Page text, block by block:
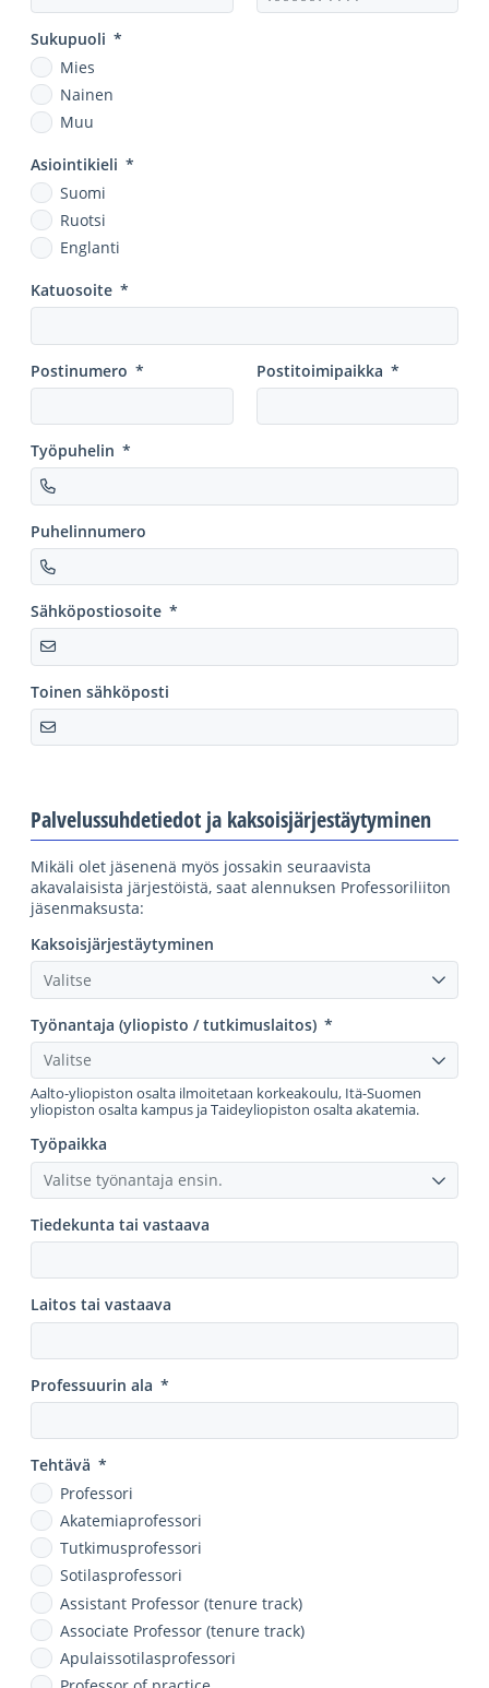
Sukupuoli *
Mies
Nainen
Muu
Asiointikieli *
Suomi
Ruotsi
Englanti
Katuosoite *
Postinumero * Postitoimipaikka *
Työpuhelin *
Puhelinnumero
Sähköpostiosoite *
Toinen sähköposti
Palvelussuhdetiedot ja kaksoisjärjestäytyminen
Mikäli olet jäsenenä myös jossakin seuraavista
akavalaisista järjestöistä, saat alennuksen Professoriliiton
jäsenmaksusta:
Kaksoisjärjestäytyminen
Valitse
Työnantaja (yliopisto / tutkimuslaitos) *
Valitse
Aalto-yliopiston osalta ilmoitetaan korkeakoulu, Itä-Suomen
yliopiston osalta kampus ja Taideyliopiston osalta akatemia.
Työpaikka
Valitse työnantaja ensin.
Tiedekunta tai vastaava
Laitos tai vastaava
Professuurin ala *
Tehtävä *
Professori
Akatemiaprofessori
Tutkimusprofessori
Sotilasprofessori
Assistant Professor (tenure track)
Associate Professor (tenure track)
Apulaissotilasprofessori